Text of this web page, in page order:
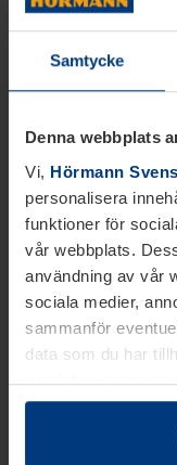
Samtycke
Denna webbplats
Vi, Hörmann
personalisera
funktioner för
vår webbplats.
användning av vår
sociala medier,
sammanför
data som du har
samlat in inom
Juridiskt kan vi
absolut